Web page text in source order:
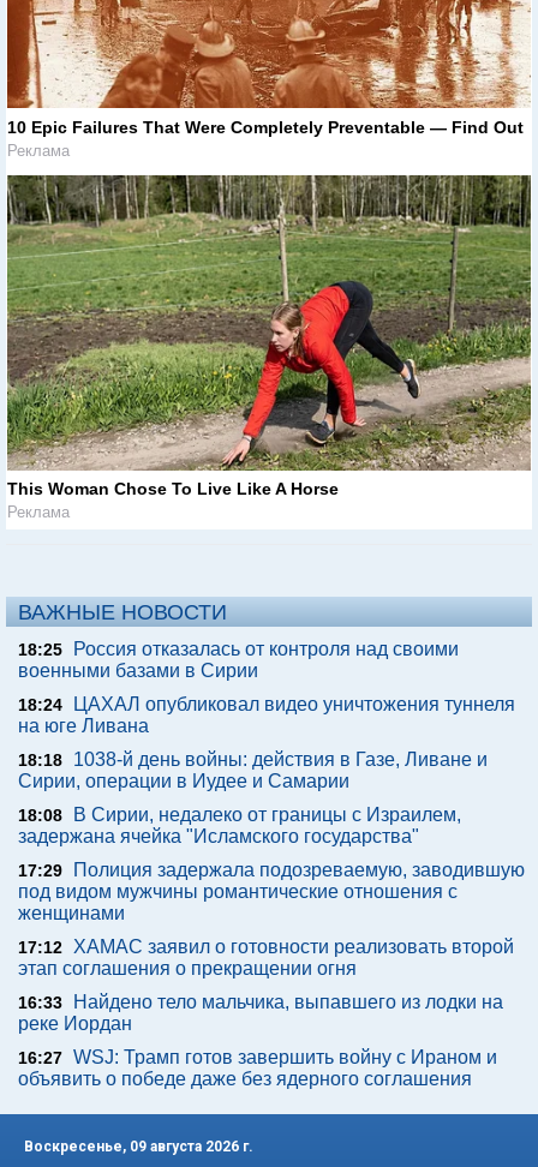
10 Epic Failures That Were Completely Preventable — Find Out
Реклама
This Woman Chose To Live Like A Horse
Реклама
ВАЖНЫЕ НОВОСТИ
18:25
Россия отказалась от контроля над своими
военными базами в Сирии
18:24
ЦАХАЛ опубликовал видео уничтожения туннеля
на юге Ливана
18:18
1038-й день войны: действия в Газе, Ливане и
Сирии, операции в Иудее и Самарии
18:08
В Сирии, недалеко от границы с Израилем,
задержана ячейка "Исламского государства"
17:29
Полиция задержала подозреваемую, заводившую
под видом мужчины романтические отношения с
женщинами
17:12 ХАМАС заявил о готовности реализовать второй
этап соглашения о прекращении огня
16:33
Найдено тело мальчика, выпавшего из лодки на
реке Иордан
16:27 WSJ: Трамп готов завершить войну с Ираном и
объявить о победе даже без ядерного соглашения
Воскресенье, 09 августа 2026 г.